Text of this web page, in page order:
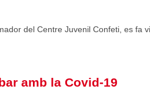
del Centre Juvenil Confeti, es fa
amb la Covid-19